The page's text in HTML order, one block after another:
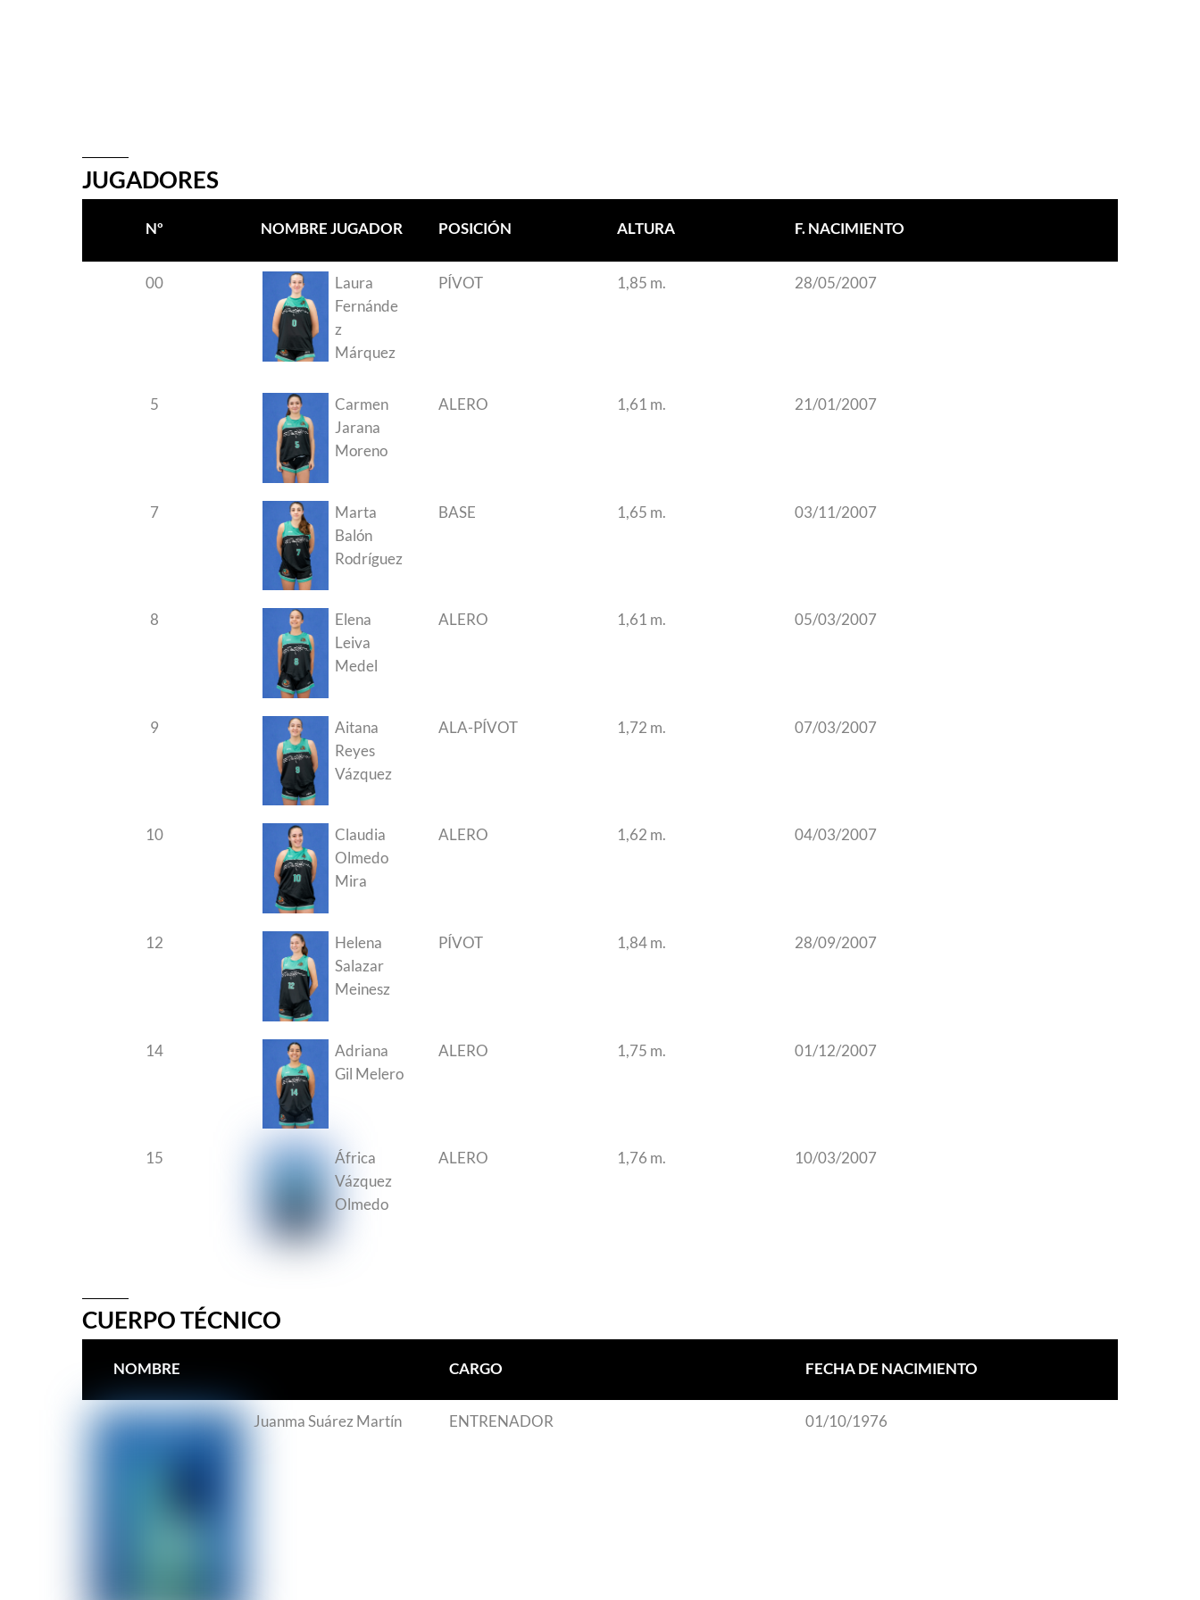
JUGADORES
Nº NOMBRE JUGADOR POSICIÓN ALTURA F. NACIMIENTO
00
Laura
Fernánde
z
Márquez
PÍVOT 1,85 m. 28/05/2007
5
Carmen
Jarana
Moreno
ALERO 1,61 m. 21/01/2007
7
Marta
Balón
Rodríguez
BASE 1,65 m. 03/11/2007
8
Elena
Leiva
Medel
ALERO 1,61 m. 05/03/2007
9
Aitana
Reyes
Vázquez
ALA-PÍVOT 1,72 m. 07/03/2007
10
Claudia
Olmedo
Mira
ALERO 1,62 m. 04/03/2007
12
Helena
Salazar
Meinesz
PÍVOT 1,84 m. 28/09/2007
14
Adriana
Gil Melero
ALERO 1,75 m. 01/12/2007
15
África
Vázquez
Olmedo
ALERO 1,76 m. 10/03/2007
CUERPO TÉCNICO
NOMBRE CARGO FECHA DE NACIMIENTO
Juanma Suárez Martín ENTRENADOR 01/10/1976